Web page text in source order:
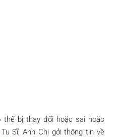
bị thay đổi hoặc sai hoặc
Sĩ, Anh Chị gởi thông tin về